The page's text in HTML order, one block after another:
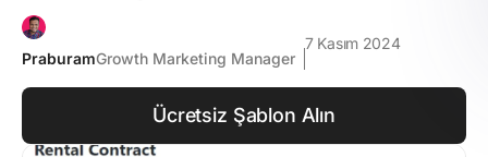
PraburamGrowth Marketing Manager
7 Kasım 2024
Ücretsiz Şablon Alın